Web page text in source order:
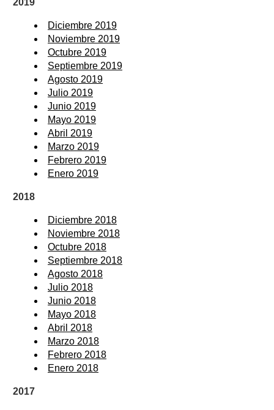
2019
Diciembre 2019
Noviembre 2019
Octubre 2019
Septiembre 2019
Agosto 2019
Julio 2019
Junio 2019
Mayo 2019
Abril 2019
Marzo 2019
Febrero 2019
Enero 2019
2018
Diciembre 2018
Noviembre 2018
Octubre 2018
Septiembre 2018
Agosto 2018
Julio 2018
Junio 2018
Mayo 2018
Abril 2018
Marzo 2018
Febrero 2018
Enero 2018
2017